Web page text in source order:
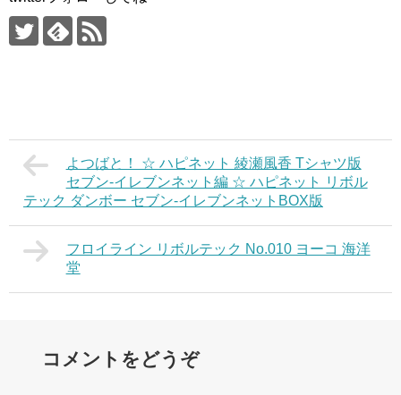
よつばと！ ☆ ハピネット 綾瀬風香 Tシャツ版
セブン‐イレブンネット編 ☆ ハピネット リボル
テック ダンボー セブン‐イレブンネットBOX版
フロイライン リボルテック No.010 ヨーコ 海洋
堂
コメントをどうぞ